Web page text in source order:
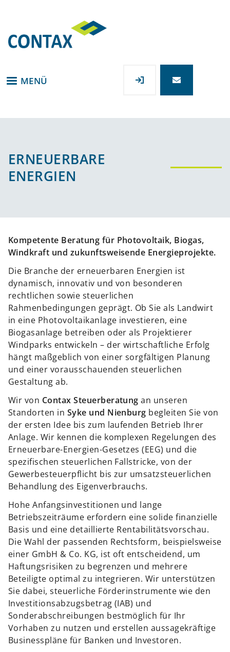
MENÜ
ERNEUERBARE
ENERGIEN
Kompetente Beratung für Photovoltaik, Biogas,
Windkraft und zukunftsweisende Energieprojekte.
Die Branche der erneuerbaren Energien ist
dynamisch, innovativ und von besonderen
rechtlichen sowie steuerlichen
Rahmenbedingungen geprägt. Ob Sie als Landwirt
in eine Photovoltaikanlage investieren, eine
Biogasanlage betreiben oder als Projektierer
Windparks entwickeln – der wirtschaftliche Erfolg
hängt maßgeblich von einer sorgfältigen Planung
und einer vorausschauenden steuerlichen
Gestaltung ab.
Wir von Contax Steuerberatung an unseren
Standorten in Syke und Nienburg begleiten Sie von
der ersten Idee bis zum laufenden Betrieb Ihrer
Anlage. Wir kennen die komplexen Regelungen des
Erneuerbare-Energien-Gesetzes (EEG) und die
spezifischen steuerlichen Fallstricke, von der
Gewerbesteuerpflicht bis zur umsatzsteuerlichen
Behandlung des Eigenverbrauchs.
Hohe Anfangsinvestitionen und lange
Betriebszeiträume erfordern eine solide finanzielle
Basis und eine detaillierte Rentabilitätsvorschau.
Die Wahl der passenden Rechtsform, beispielsweise
einer GmbH & Co. KG, ist oft entscheidend, um
Haftungsrisiken zu begrenzen und mehrere
Beteiligte optimal zu integrieren. Wir unterstützen
Sie dabei, steuerliche Förderinstrumente wie den
Investitionsabzugsbetrag (IAB) und
Sonderabschreibungen bestmöglich für Ihr
Vorhaben zu nutzen und erstellen aussagekräftige
Businesspläne für Banken und Investoren.